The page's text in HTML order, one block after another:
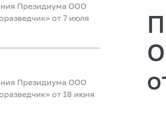
Президиума ООО
от 7 июля
Президиума ООО
от 18 июня